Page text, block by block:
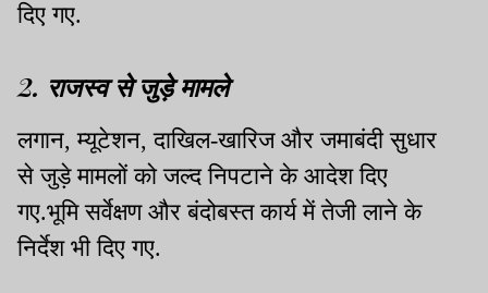
दिए गए.
2. राजस्व से जुड़े मामले
लगान, म्यूटेशन, दाखिल-खारिज और जमाबंदी सुधार
से जुड़े मामलों को जल्द निपटाने के आदेश दिए
गए.भूमि सर्वेक्षण और बंदोबस्त कार्य में तेजी लाने के
निर्देश भी दिए गए.